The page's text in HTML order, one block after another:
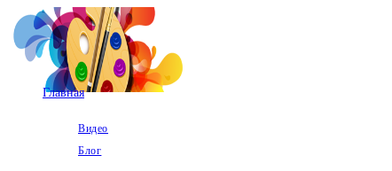
Перейти
содержимому
Главная
Видео
Блог